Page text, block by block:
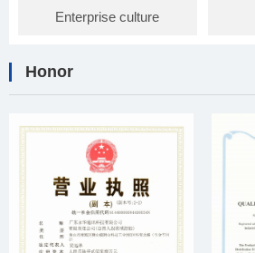
Enterprise culture
Honor